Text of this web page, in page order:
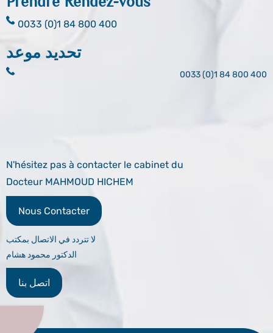
0033 (0)1 84 800 400
تحديد موعد
0033 (0)1 84 800 400
N'hésitez pas à contacter le cabinet du
Docteur MAHMOUD HICHEM
Nous Contacter
لا تتردد في الاتصال بمكتب
الدكتور محمود هشام
اتصل بنا